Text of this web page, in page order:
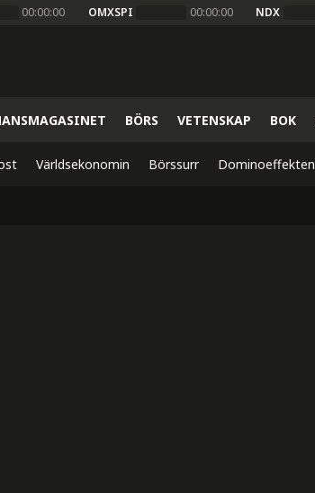
00:00:00 OMXSPI 00:00:00 NDX
BÖRS VETENSKAP BOK
Världsekonomin Börssurr Dominoeffekten